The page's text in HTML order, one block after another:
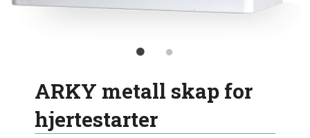
ARKY metall skap for
hjertestarter